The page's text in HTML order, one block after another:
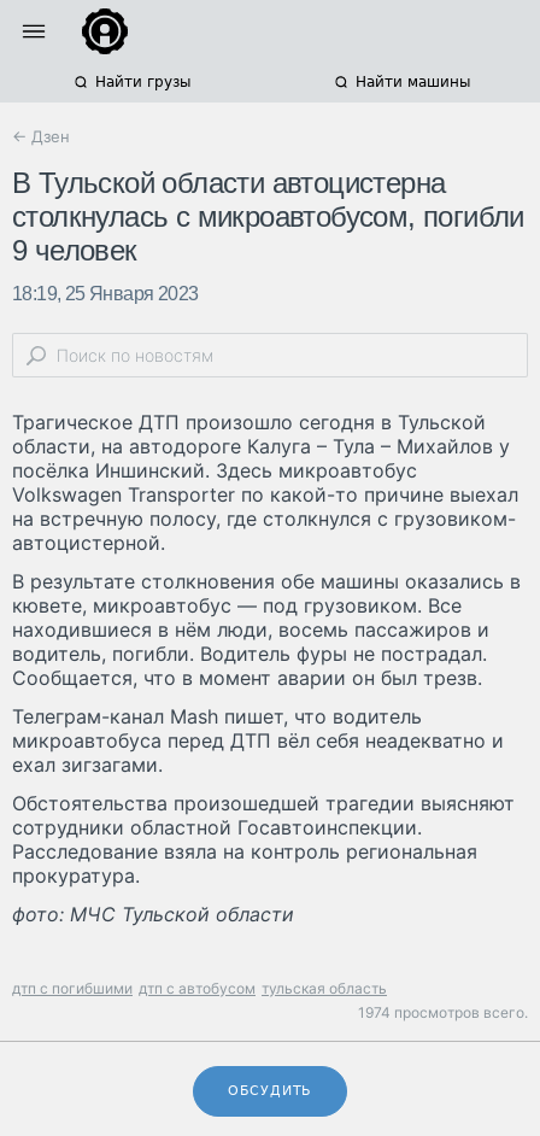
Найти грузы Найти машины
← Дзен
В Тульской области автоцистерна
столкнулась с микроавтобусом, погибли
9 человек
18:19, 25 Января 2023
Трагическое ДТП произошло сегодня в Тульской
области, на автодороге Калуга – Тула – Михайлов у
посёлка Иншинский. Здесь микроавтобус
Volkswagen Transporter по какой-то причине выехал
на встречную полосу, где столкнулся с грузовиком-
автоцистерной.
В результате столкновения обе машины оказались в
кювете, микроавтобус — под грузовиком. Все
находившиеся в нём люди, восемь пассажиров и
водитель, погибли. Водитель фуры не пострадал.
Сообщается, что в момент аварии он был трезв.
Телеграм-канал Mash пишет, что водитель
микроавтобуса перед ДТП вёл себя неадекватно и
ехал зигзагами.
Обстоятельства произошедшей трагедии выясняют
сотрудники областной Госавтоинспекции.
Расследование взяла на контроль региональная
прокуратура.
фото: МЧС Тульской области
дтп с погибшими дтп с автобусом тульская область
1974 просмотров всего.
ОБСУДИТЬ